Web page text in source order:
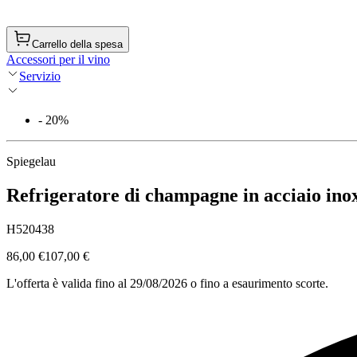
Carrello della spesa
Accessori per il vino
Servizio
- 20%
Spiegelau
Refrigeratore di champagne in acciaio
H520438
86,00 €107,00 €
L'offerta è valida fino al 29/08/2026 o fino a esaurimento scorte.